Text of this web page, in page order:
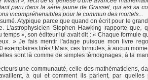
paru dans la série jaune de Grasset, qui est sa
incompréhensibles pour le commun des mortels...
Atypique parce que quand on écrit pour le
L'astrophysicien Stephen Hawking rapporte que,
», son éditeur lui avait dit : « Chaque formule
» Je fais mentir l'adage puisque mon livre
tirés ! Mais, ces formules, à aucun
sont là comme de simples témoignages, à la
une communauté, celle des mathématiciens,
à qui et comment ils parlent, par quelles